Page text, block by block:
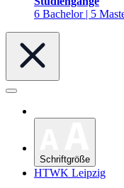
6 Bachelor | 5
Schriftgröße
HTWK Leipzig